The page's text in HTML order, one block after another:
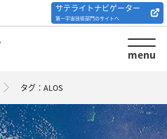
サテライトナビゲーター
第一宇宙技術部門のサイトへ
menu
解析ツール/サイトの
紹介
タグ：ALOS